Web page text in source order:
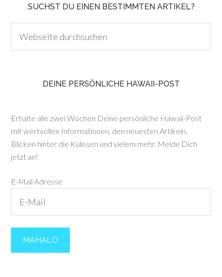
SUCHST DU EINEN BESTIMMTEN ARTIKEL?
DEINE PERSÖNLICHE HAWAII-POST
Erhalte alle zwei Wochen Deine persönliche Hawaii-Post
mit wertvollen Informationen, den neuesten Artikeln,
Blicken hinter die Kulissen und vielem mehr. Melde Dich
jetzt an!
E-Mail Adresse